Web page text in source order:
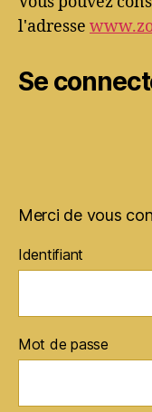
l'adresse
Se
Merci de vous
Identifiant
Mot de passe